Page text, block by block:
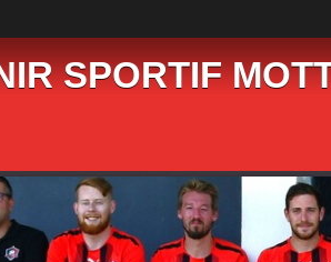
SPORTIF